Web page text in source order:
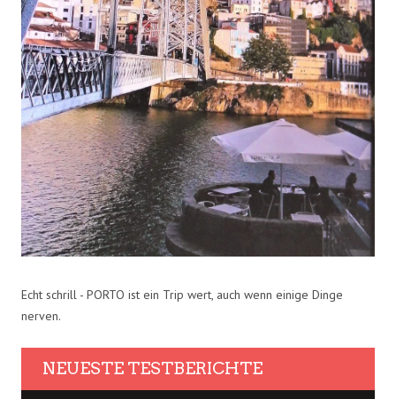
Echt schrill - PORTO ist ein Trip wert, auch wenn einige Dinge
nerven.
NEUESTE TESTBERICHTE